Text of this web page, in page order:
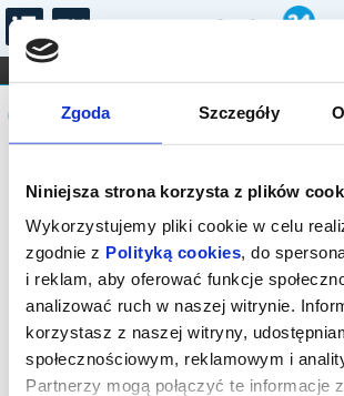
Zgoda Szczegóły
Niniejsza strona korzysta z plików
Wykorzystujemy pliki cookie w celu
zgodnie z Polityką cookies, do
i reklam, aby oferować funkcje
analizować ruch w naszej witrynie.
korzystasz z naszej witryny,
społecznościowym, reklamowym i
Partnerzy mogą połączyć te informacje
FILHARMONIA OPERA I BALET
DLA DZIECI
Komunikat
Sprzedaż biletów on-line na
została zakończona.